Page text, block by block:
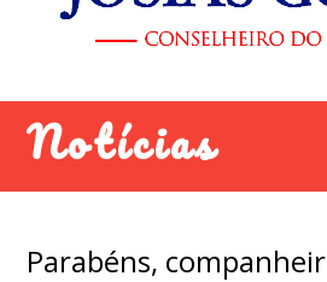
Notícias
Parabéns,